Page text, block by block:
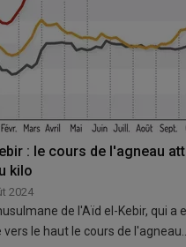
: le cours de l'agneau
kilo
2024
de l'Aïd el-Kebir, qui a
vers le haut le cours de l'agneau…